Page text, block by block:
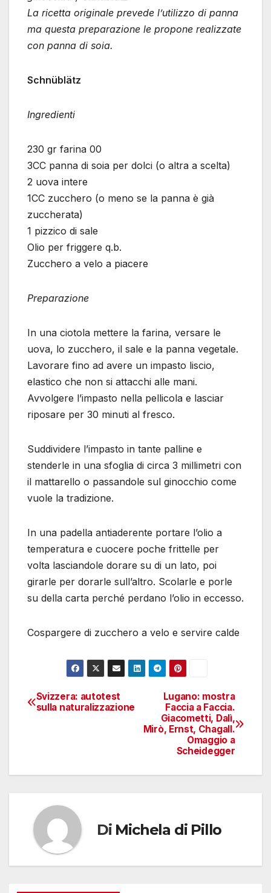
La ricetta originale prevede l’utilizzo di panna
ma questa preparazione le propone realizzate
con panna di soia.
Schnüblätz
Ingredienti
230 gr farina 00
3CC panna di soia per dolci (o altra a scelta)
2 uova intere
1CC zucchero (o meno se la panna è già
zuccherata)
1 pizzico di sale
Olio per friggere q.b.
Zucchero a velo a piacere
Preparazione
In una ciotola mettere la farina, versare le
uova, lo zucchero, il sale e la panna vegetale.
Lavorare fino ad avere un impasto liscio,
elastico che non si attacchi alle mani.
Avvolgere l’impasto nella pellicola e lasciar
riposare per 30 minuti al fresco.
Suddividere l’impasto in tante palline e
stenderle in una sfoglia di circa 3 millimetri con
il mattarello o passandole sul ginocchio come
vuole la tradizione.
In una padella antiaderente portare l’olio a
temperatura e cuocere poche frittelle per
volta lasciandole dorare su di un lato, poi
girarle per dorarle sull’altro. Scolarle e porle
su della carta perché perdano l’olio in eccesso.
Cospargere di zucchero a velo e servire calde
Navigazione
Lugano: mostra
Faccia a Faccia.
Giacometti, Dalì,
Mirò, Ernst, Chagall.
Omaggio a
Scheidegger
Svizzera: autotest
sulla naturalizzazione
Di Michela di Pillo